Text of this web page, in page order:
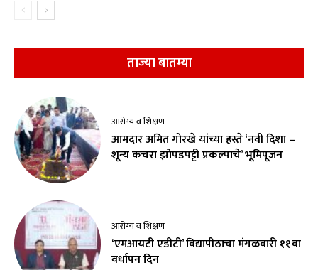
ताज्या बातम्या
आरोग्य व शिक्षण
आमदार अमित गोरखे यांच्या हस्ते ‘नवी दिशा –
शून्य कचरा झोपडपट्टी प्रकल्पाचे’ भूमिपूजन
आरोग्य व शिक्षण
‘एमआयटी एडीटी’ विद्यापीठाचा मंगळवारी ११वा
वर्धापन दिन